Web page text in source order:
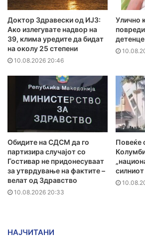
Доктор Здравески од ИЈЗ:
Ако излегувате надвор на
39, клима уредите да бидат
на околу 25 степени
10.08.2026 20:46
Улично
детенце
Обидите на СДСМ да го
партизира случајот со
Гостивар не придонесуваат
за утврдување на фактите –
велат од Здравство
10.08.2026 20:33
Повеќе
НАЈЧИТАНИ